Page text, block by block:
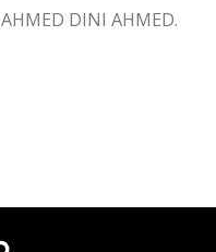
AHMED DINI AHMED.